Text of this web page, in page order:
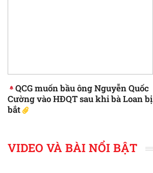
Cường vào HĐQT sau khi bà Loan bị
bắt
VIDEO VÀ BÀI NỔI BẬT